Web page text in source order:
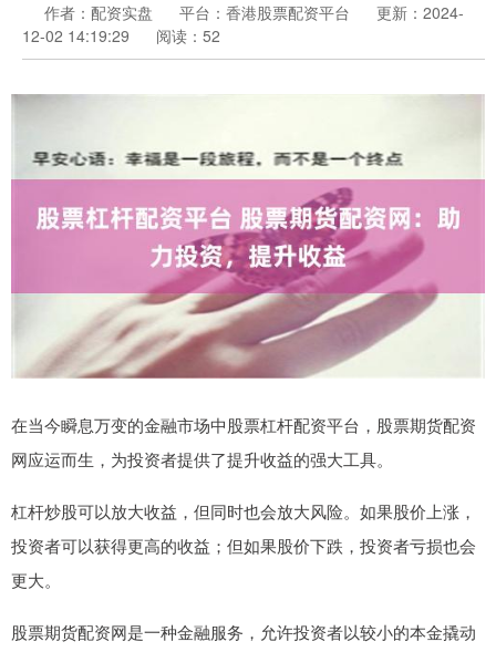
作者：配资实盘 平台：香港股票配资平台
更新：2024-
12-02 14:19:29
阅读：52
在当今瞬息万变的金融市场中股票杠杆配资平台，股票期货配资
网应运而生，为投资者提供了提升收益的强大工具。
杠杆炒股可以放大收益，但同时也会放大风险。如果股价上涨，
投资者可以获得更高的收益；但如果股价下跌，投资者亏损也会
更大。
股票期货配资网是一种金融服务，允许投资者以较小的本金撬动